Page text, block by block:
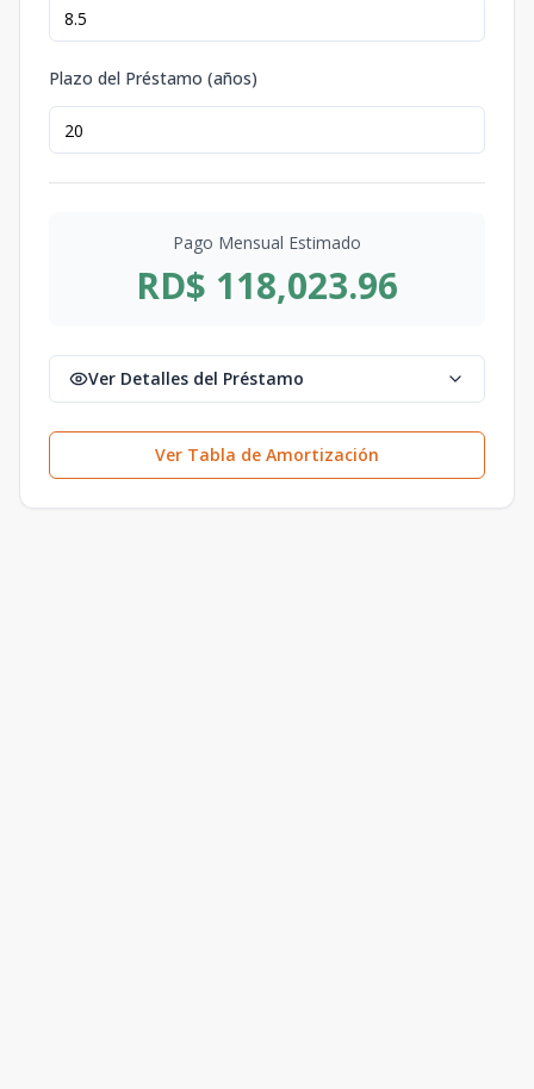
Plazo del Préstamo (años)
Pago Mensual Estimado
RD$ 118,023.96
Ver Detalles del Préstamo
Ver Tabla de Amortización